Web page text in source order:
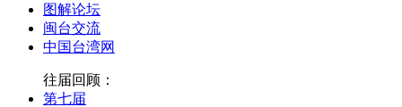
图解论坛
闽台交流
中国台湾网
往届回顾：
第七届